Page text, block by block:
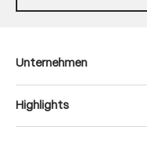
Unternehmen
Highlights